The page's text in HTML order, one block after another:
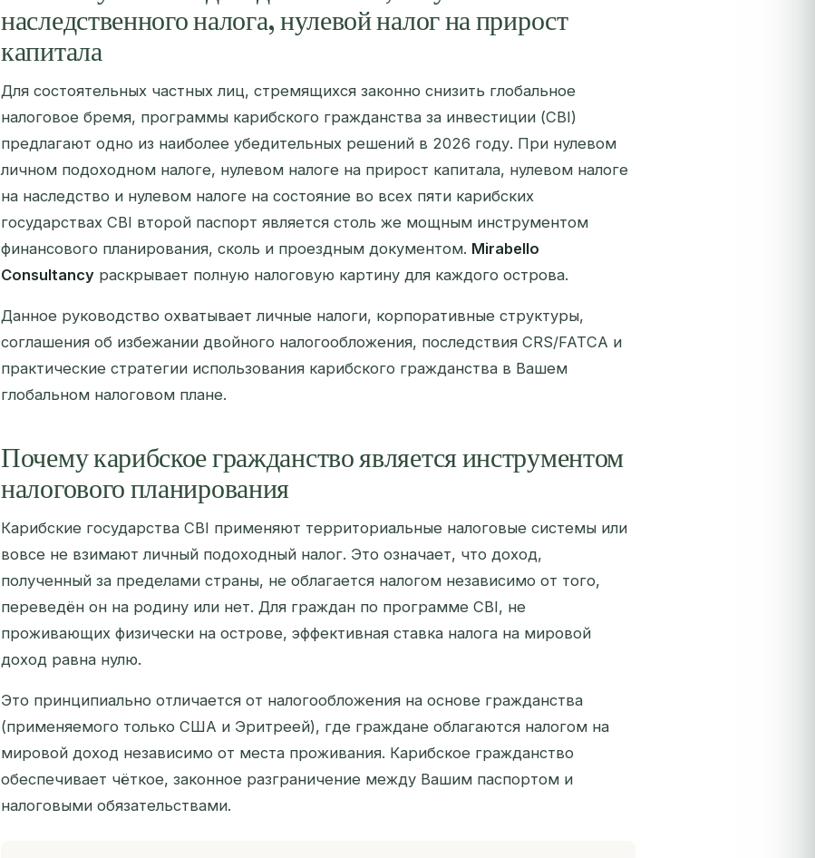
наследственного налога, нулевой налог на прирост
капитала
Для состоятельных частных лиц, стремящихся законно снизить глобальное
налоговое бремя, программы карибского гражданства за инвестиции (CBI)
предлагают одно из наиболее убедительных решений в 2026 году. При нулевом
личном подоходном налоге, нулевом налоге на прирост капитала, нулевом налоге
на наследство и нулевом налоге на состояние во всех пяти карибских
государствах CBI второй паспорт является столь же мощным инструментом
финансового планирования, сколь и проездным документом. Mirabello
Consultancy раскрывает полную налоговую картину для каждого острова.
Данное руководство охватывает личные налоги, корпоративные структуры,
соглашения об избежании двойного налогообложения, последствия CRS/FATCA и
практические стратегии использования карибского гражданства в Вашем
глобальном налоговом плане.
Почему карибское гражданство является инструментом
налогового планирования
Карибские государства CBI применяют территориальные налоговые системы или
вовсе не взимают личный подоходный налог. Это означает, что доход,
полученный за пределами страны, не облагается налогом независимо от того,
переведён он на родину или нет. Для граждан по программе CBI, не
проживающих физически на острове, эффективная ставка налога на мировой
доход равна нулю.
Это принципиально отличается от налогообложения на основе гражданства
(применяемого только США и Эритреей), где граждане облагаются налогом на
мировой доход независимо от места проживания. Карибское гражданство
обеспечивает чёткое, законное разграничение между Вашим паспортом и
налоговыми обязательствами.